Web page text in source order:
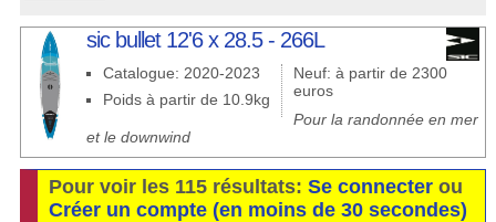
sic bullet 12'6 x 28.5 - 266L
Catalogue: 2020-2023
Poids à partir de 10.9kg
Neuf: à partir de 2300
euros
Pour la randonnée en mer
et le downwind
Pour voir les 115 résultats: Se connecterou
Créer un compte (en moins de 30 secondes)